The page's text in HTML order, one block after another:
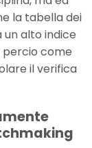
la tabella dei
alto indice
percio come
il verifica